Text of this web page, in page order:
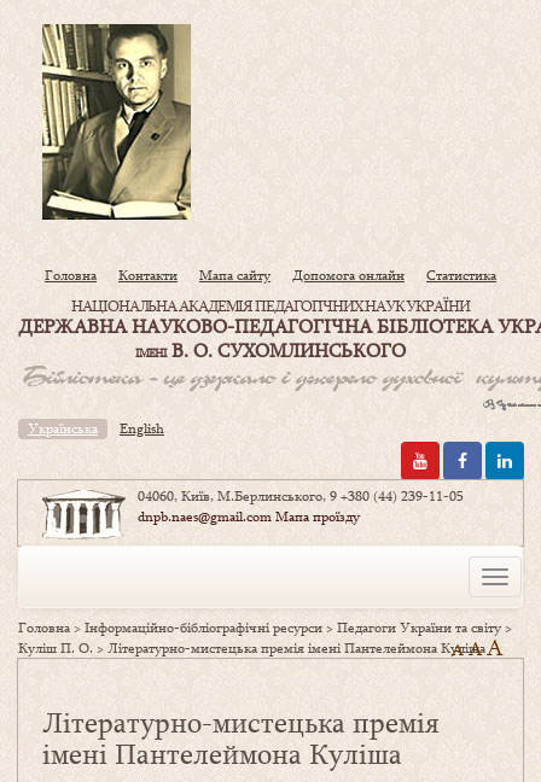
Головна Контакти Мапа сайту Допомога онлайн Статистика
НАЦІОНАЛЬНА АКАДЕМІЯ ПЕДАГОГІЧНИХ НАУК УКРАЇНИ
ДЕРЖАВНА НАУКОВО-ПЕДАГОГІЧНА БІБЛІОТЕКА
ІМЕНІВ. О. СУХОМЛИНСЬКОГО
Українська English
04060, Київ, М.Берлинського, 9+380 (44) 239-11-05
dnpb.naes@gmail.comМапа проїзду
Toggle
Головна >Інформаційно-бібліографічні ресурси >Педагоги України та світу>
Куліш П. О. >Літературно-мистецька премія імені Пантелеймона Куліша
A AA
Літературно-мистецька премія
імені Пантелеймона Куліша